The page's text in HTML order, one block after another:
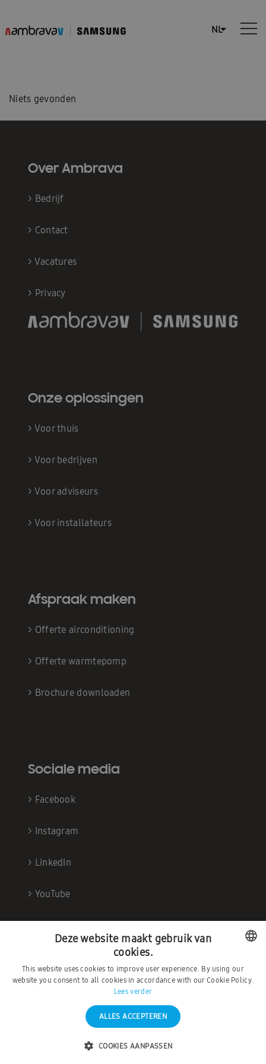
Niets gevonden
Over Ambrava
> Bedrijf
> Contact
> Vacatures
> Privacy
Onze oplossingen
> Voor thuis
> Voor bedrijven
> Voor adviseurs
> Voor installateurs
Afspraak maken
> Offerte airconditioning
> Offerte warmtepomp
> Brochure downloaden
Sociale media
> Facebook
> Instagram
> LinkedIn
> YouTube
©2026 – Ambrava |Privacybeleid|
Voorwaarden
DUTCH
Deze website maakt gebruik van
cookies.
This website uses cookies to improve user experience. By using our
website you consent to all cookies in accordance with our Cookie Policy.
Lees verder
ALLES ACCEPTEREN
COOKIES AANPASSEN